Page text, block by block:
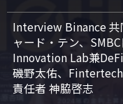
Interview Binance 共
ャード・テン、
Innovation Lab兼
磯野太佑、
責任者 神脇啓志